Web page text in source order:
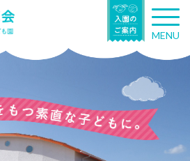
T
o
g
n
g
MENU